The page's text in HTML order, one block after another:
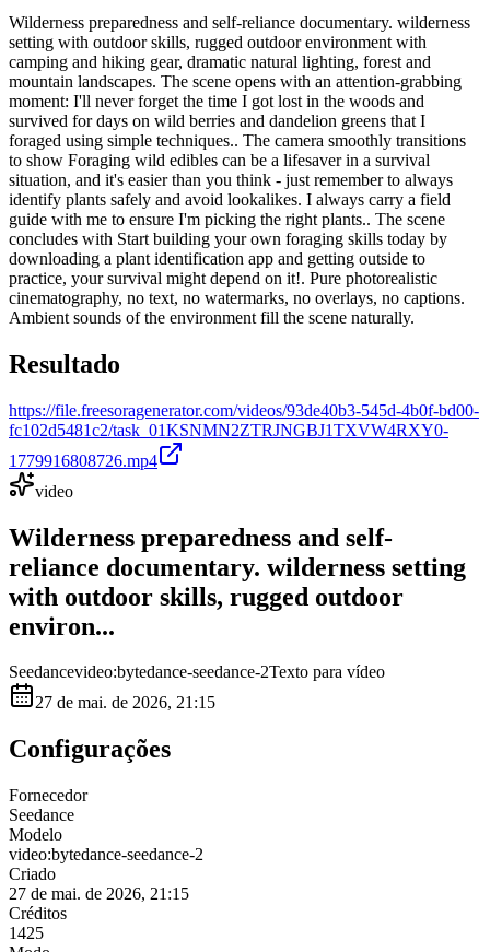
Wilderness preparedness and self-reliance documentary. wilderness
setting with outdoor skills, rugged outdoor environment with
camping and hiking gear, dramatic natural lighting, forest and
mountain landscapes. The scene opens with an attention-grabbing
moment: I'll never forget the time I got lost in the woods and
survived for days on wild berries and dandelion greens that I
foraged using simple techniques.. The camera smoothly transitions
to show Foraging wild edibles can be a lifesaver in a survival
situation, and it's easier than you think - just remember to always
identify plants safely and avoid lookalikes. I always carry a field
guide with me to ensure I'm picking the right plants.. The scene
concludes with Start building your own foraging skills today by
downloading a plant identification app and getting outside to
practice, your survival might depend on it!. Pure photorealistic
cinematography, no text, no watermarks, no overlays, no captions.
Ambient sounds of the environment fill the scene naturally.
Resultado
https://file.freesoragenerator.com/videos/93de40b3-545d-4b0f-bd00-
fc102d5481c2/task_01KSNMN2ZTRJNGBJ1TXVW4RXY0-
1779916808726.mp4
video
Wilderness preparedness and self-
reliance documentary. wilderness setting
with outdoor skills, rugged outdoor
environ...
Seedancevideo:bytedance-seedance-2Texto para vídeo
27 de mai. de 2026, 21:15
Configurações
Fornecedor
Seedance
Modelo
video:bytedance-seedance-2
Criado
27 de mai. de 2026, 21:15
Créditos
1425